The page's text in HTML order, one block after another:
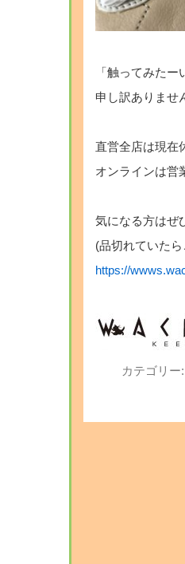
「触ってみた
申し訳ありませ
直営全店は現在
オンラインは営
気になる方はぜ
(品切れていた
https://
カテゴリー: